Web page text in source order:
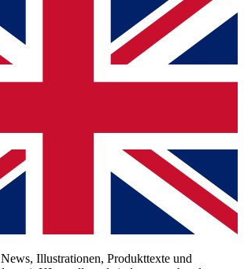
Illustrationen, Produkttexte und